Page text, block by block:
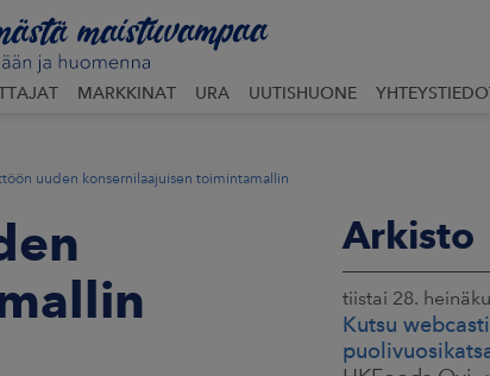
MARKKINAT URA UUTISHUONE
uuden konsernilaajuisen toimintamallin
Arkisto
tiistai 28.
Kutsu